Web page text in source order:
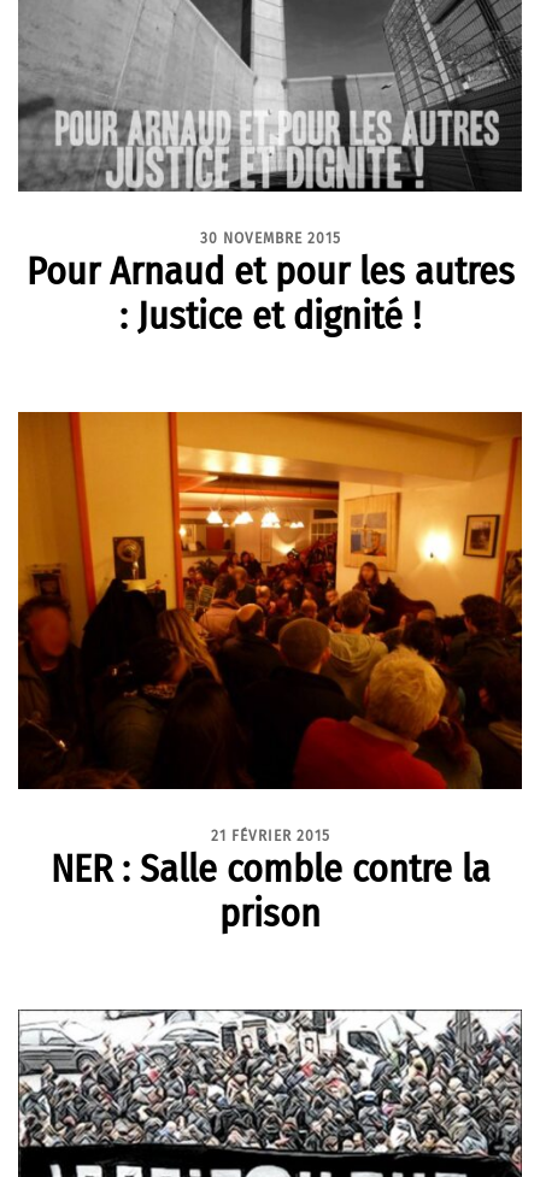
30 NOVEMBRE 2015
Pour Arnaud et pour les autres
: Justice et dignité !
21 FÉVRIER 2015
NER : Salle comble contre la
prison